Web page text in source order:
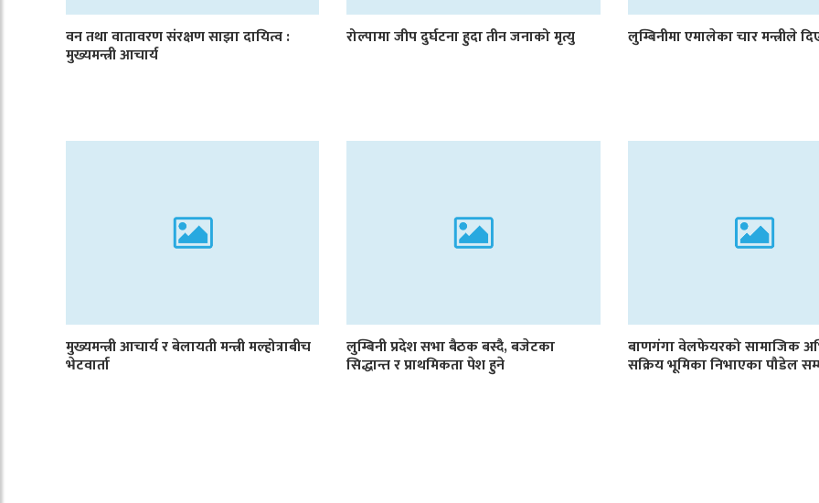
वन तथा वातावरण संरक्षण साझा दायित्व :
मुख्यमन्त्री आचार्य
रोल्पामा जीप दुर्घटना हुदा तीन जनाको मृत्यु लुम्बिनीमा एमालेका चार मन्त्रीले
मुख्यमन्त्री आचार्य र बेलायती मन्त्री मल्होत्राबीच
भेटवार्ता
लुम्बिनी प्रदेश सभा बैठक बस्दै, बजेटका
सिद्धान्त र प्राथमिकता पेश हुने
बाणगंगा वेलफेयरको सामाजिक
सक्रिय भूमिका निभाएका पौडेल